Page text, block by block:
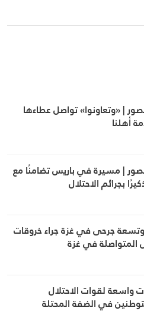
| «وتعاونوا» تواصل عطاءها
أهلنا
| مسيرة في باريس تضامنًا مع
بجرائم الاحتلال
جرحى في غزة جراء خروقات
المتواصلة في غزة
واسعة لقوات الاحتلال
في الضفة المحتلة